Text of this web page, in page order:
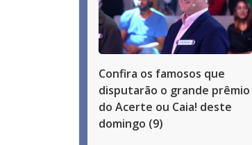
Confira os famosos que
disputarão o grande prêmio
do Acerte ou Caia! deste
domingo (9)